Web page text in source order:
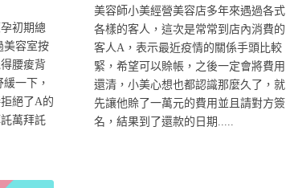
初期總
美容室按
腰痠背
一下，
絕了A的
萬拜託
美容師小美經營美容店多年來遇過各式
各樣的客人，這次是常常到店內消費的
客人A，表示最近疫情的關係手頭比較
緊，希望可以賒帳，之後一定會將費用
還清，小美心想也都認識那麼久了，就
先讓他賒了一萬元的費用並且請對方簽
名，結果到了還款的日期.....